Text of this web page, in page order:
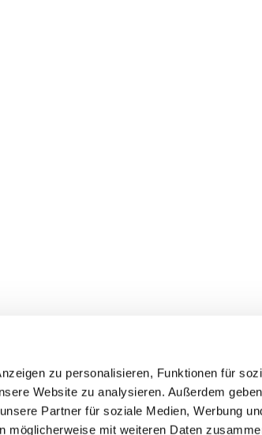
zu personalisieren, Funktionen für
Website zu analysieren. Außerdem
Partner für soziale Medien, Werbung
möglicherweise mit weiteren Daten
Kontakt